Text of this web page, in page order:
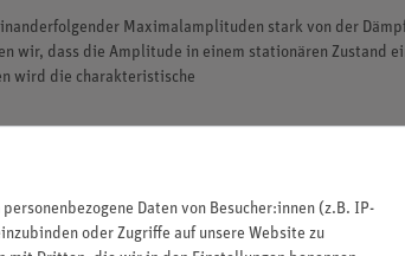
Maximalamplituden stark von der
wir, dass die Amplitude in einem stationären Zustand
wird die charakteristische
Daten von Besucher:innen (z.B. IP-
oder Zugriffe auf unsere Website zu